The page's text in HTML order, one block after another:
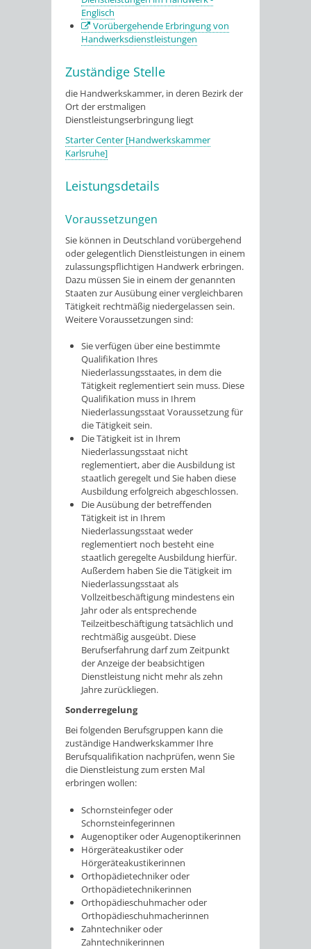
Englisch
Vorübergehende Erbringung von
Handwerksdienstleistungen
Zuständige Stelle
die Handwerkskammer, in deren Bezirk der
Ort der erstmaligen
Dienstleistungserbringung liegt
Starter Center [Handwerkskammer
Karlsruhe]
Leistungsdetails
Voraussetzungen
Sie können in Deutschland vorübergehend
oder gelegentlich Dienstleistungen in einem
zulassungspflichtigen Handwerk erbringen.
Dazu müssen Sie in einem der genannten
Staaten zur Ausübung einer vergleichbaren
Tätigkeit rechtmäßig niedergelassen sein.
Weitere Voraussetzungen sind:
Sie verfügen über eine bestimmte
Qualifikation Ihres
Niederlassungsstaates, in dem die
Tätigkeit reglementiert sein muss. Diese
Qualifikation muss in Ihrem
Niederlassungsstaat Voraussetzung für
die Tätigkeit sein.
Die Tätigkeit ist in Ihrem
Niederlassungsstaat nicht
reglementiert, aber die Ausbildung ist
staatlich geregelt und Sie haben diese
Ausbildung erfolgreich abgeschlossen.
Die Ausübung der betreffenden
Tätigkeit ist in Ihrem
Niederlassungsstaat weder
reglementiert noch besteht eine
staatlich geregelte Ausbildung hierfür.
Außerdem haben Sie die Tätigkeit im
Niederlassungsstaat als
Vollzeitbeschäftigung mindestens ein
Jahr oder als entsprechende
Teilzeitbeschäftigung tatsächlich und
rechtmäßig ausgeübt. Diese
Berufserfahrung darf zum Zeitpunkt
der Anzeige der beabsichtigen
Dienstleistung nicht mehr als zehn
Jahre zurückliegen.
Sonderregelung
Bei folgenden Berufsgruppen kann die
zuständige Handwerkskammer Ihre
Berufsqualifikation nachprüfen, wenn Sie
die Dienstleistung zum ersten Mal
erbringen wollen:
Schornsteinfeger oder
Schornsteinfegerinnen
Augenoptiker oder Augenoptikerinnen
Hörgeräteakustiker oder
Hörgeräteakustikerinnen
Orthopädietechniker oder
Orthopädietechnikerinnen
Orthopädieschuhmacher oder
Orthopädieschuhmacherinnen
Zahntechniker oder
Zahntechnikerinnen